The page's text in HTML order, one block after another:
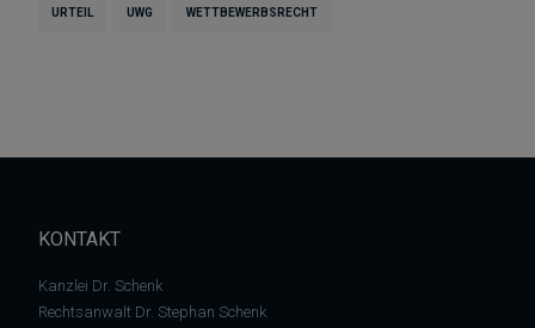
URTEIL UWG WETTBEWERBSRECHT
KONTAKT
Kanzlei Dr. Schenk
Rechtsanwalt Dr. Stephan Schenk